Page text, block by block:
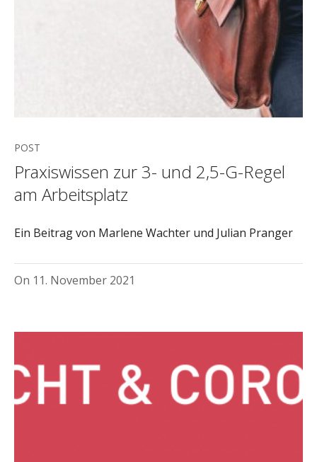
POST
Praxiswissen zur 3- und 2,5-G-Regel
am Arbeitsplatz
Ein Beitrag von Marlene Wachter und Julian Pranger
On 11. November 2021